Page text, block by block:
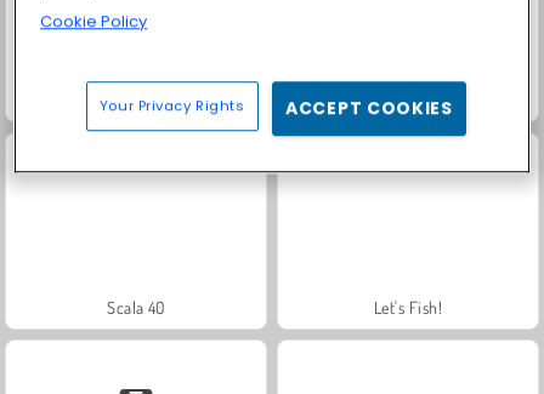
Jewel Garden Story Royal Story
Scala 40 Let's Fish!
Cookie Policy
Your Privacy Rights ACCEPT COOKIES